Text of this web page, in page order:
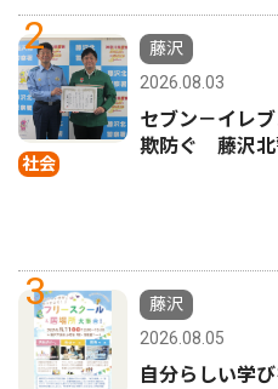
2
社会
藤沢
2026.08.03
セブン－イレ
欺防ぐ 藤沢北
3
藤沢
2026.08.05
自分らしい学